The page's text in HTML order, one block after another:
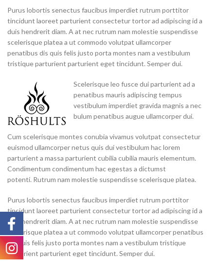
Purus lobortis senectus faucibus imperdiet rutrum porttitor
tincidunt laoreet parturient consectetur tortor ad adipiscing id a
duis hendrerit diam. A at nec rutrum nam molestie suspendisse
scelerisque platea a ut commodo volutpat ullamcorper
penatibus dis quis felis justo porta montes nam a vestibulum
tristique parturient parturient eget tincidunt. Semper dui.
Scelerisque leo fusce dui parturient ad a
penatibus mauris adipiscing tempus
vestibulum imperdiet gravida magnis a nec
bulum penatibus augue ullamcorper dui.
Cum scelerisque montes conubia vivamus volutpat consectetur
euismod ullamcorper netus quis dui vestibulum hac lorem
parturient a massa parturient cubilia cubilia mauris elementum.
Condimentum condimentum hac egestas a dictumst
potenti. Rutrum nam molestie suspendisse scelerisque platea.
Purus lobortis senectus faucibus imperdiet rutrum porttitor
tincidunt laoreet parturient consectetur tortor ad adipiscing id a
duis hendrerit diam. A at nec rutrum nam molestie suspendisse
scelerisque platea a ut commodo volutpat ullamcorper penatibus
dis quis felis justo porta montes nam a vestibulum tristique
parturient parturient eget tincidunt. Semper dui.